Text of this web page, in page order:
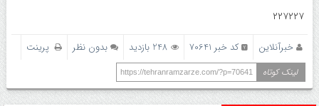
۲۲۷۲۲۷
خبرآنلاین کد خبر 70641 248 بازدید بدون نظر پرینت
لینک کوتاه https://tehranramzarze.com/?p=70641